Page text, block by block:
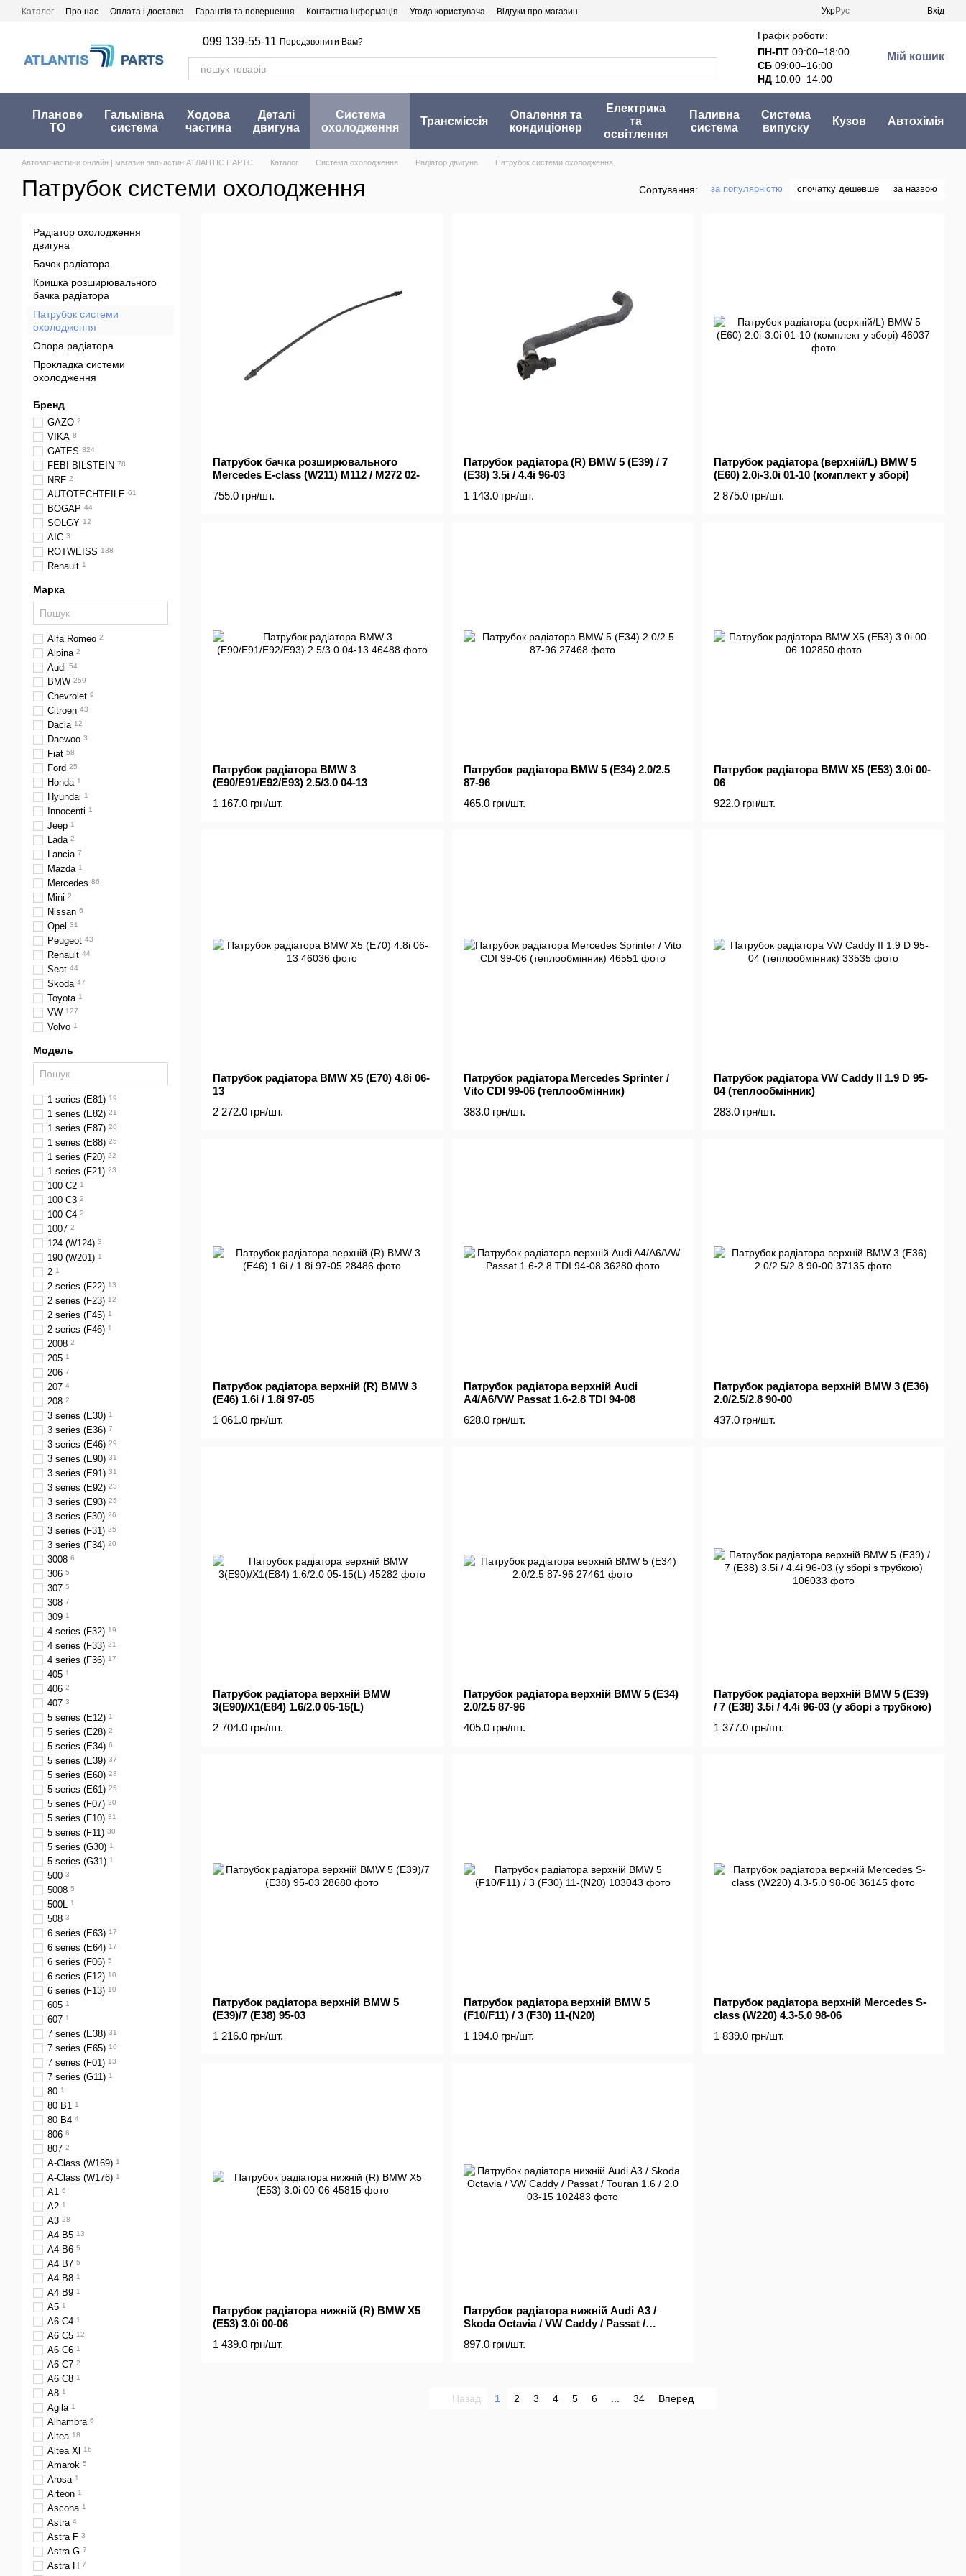
Перейти до основного контенту
Каталог Про нас Оплата і доставка Гарантія та повернення Контактна інформація Угода користувача Відгуки про магазин УкрРус Вхід
099 139-55-11 Передзвонити Вам?
Графік роботи:
ПН-ПТ 09:00–18:00
СБ 09:00–16:00
НД 10:00–14:00
Мій кошик
Планове
ТО
Гальмівна
система
Ходова
частина
Деталі
двигуна
Система
охолодження
Трансміссія
Опалення та
кондиціонер
Електрика
та
освітлення
Паливна
система
Система
випуску
Кузов Автохімія
Автозапчастини онлайн | магазин запчастин АТЛАНТІС ПАРТС Каталог Система охолодження Радіатор двигуна Патрубок системи охолодження
Патрубок системи охолодження Сортування: за популярністю спочатку дешевше за назвою
Патрубок бачка розширювального
Mercedes E-class (W211) M112 / M272 02-
755.0 грн/шт.
Патрубок радіатора (R) BMW 5 (E39) / 7
(E38) 3.5i / 4.4i 96-03
1 143.0 грн/шт.
Патрубок радіатора (верхній/L) BMW 5
(E60) 2.0i-3.0i 01-10 (комплект у зборі)
2 875.0 грн/шт.
Патрубок радіатора BMW 3
(E90/E91/E92/E93) 2.5/3.0 04-13
1 167.0 грн/шт.
Патрубок радіатора BMW 5 (E34) 2.0/2.5
87-96
465.0 грн/шт.
Патрубок радіатора BMW X5 (E53) 3.0i 00-
06
922.0 грн/шт.
Патрубок радіатора BMW X5 (E70) 4.8i 06-
13
2 272.0 грн/шт.
Патрубок радіатора Mercedes Sprinter /
Vito CDI 99-06 (теплообмінник)
383.0 грн/шт.
Патрубок радіатора VW Caddy II 1.9 D 95-
04 (теплообмінник)
283.0 грн/шт.
Патрубок радіатора верхній (R) BMW 3
(E46) 1.6i / 1.8i 97-05
1 061.0 грн/шт.
Патрубок радіатора верхній Audi
A4/A6/VW Passat 1.6-2.8 TDI 94-08
628.0 грн/шт.
Патрубок радіатора верхній BMW 3 (E36)
2.0/2.5/2.8 90-00
437.0 грн/шт.
Патрубок радіатора верхній BMW
3(E90)/X1(E84) 1.6/2.0 05-15(L)
2 704.0 грн/шт.
Патрубок радіатора верхній BMW 5 (E34)
2.0/2.5 87-96
405.0 грн/шт.
Патрубок радіатора верхній BMW 5 (E39)
/ 7 (E38) 3.5i / 4.4i 96-03 (у зборі з трубкою)
1 377.0 грн/шт.
Патрубок радіатора верхній BMW 5
(E39)/7 (E38) 95-03
1 216.0 грн/шт.
Патрубок радіатора верхній BMW 5
(F10/F11) / 3 (F30) 11-(N20)
1 194.0 грн/шт.
Патрубок радіатора верхній Mercedes S-
class (W220) 4.3-5.0 98-06
1 839.0 грн/шт.
Патрубок радіатора нижній (R) BMW X5
(E53) 3.0i 00-06
1 439.0 грн/шт.
Патрубок радіатора нижній Audi A3 /
Skoda Octavia / VW Caddy / Passat /
897.0 грн/шт.
Назад 1 2 3 4 5 6 34 Вперед
Радіатор охолодження
двигуна
Бачок радіатора
Кришка розширювального
бачка радіатора
Патрубок системи
охолодження
Опора радіатора
Прокладка системи
охолодження
Бренд
GAZO 2
VIKA 8
GATES 324
FEBI BILSTEIN 78
NRF 2
AUTOTECHTEILE 61
BOGAP 44
SOLGY 12
AIC 3
ROTWEISS 138
Renault 1
Марка
Alfa Romeo 2
Alpina 2
Audi 54
BMW 259
Chevrolet 9
Citroen 43
Dacia 12
Daewoo 3
Fiat 58
Ford 25
Honda 1
Hyundai 1
Innocenti 1
Jeep 1
Lada 2
Lancia 7
Mazda 1
Mercedes 86
Mini 2
Nissan 6
Opel 31
Peugeot 43
Renault 44
Seat 44
Skoda 47
Toyota 1
VW 127
Volvo 1
Модель
1 series (E81) 19
1 series (E82) 21
1 series (E87) 20
1 series (E88) 25
1 series (F20) 22
1 series (F21) 23
100 C2 1
100 C3 2
100 C4 2
1007 2
124 (W124) 3
190 (W201) 1
2 1
2 series (F22) 13
2 series (F23) 12
2 series (F45) 1
2 series (F46) 1
2008 2
205 1
206 7
207 4
208 2
3 series (E30) 1
3 series (E36) 7
3 series (E46) 29
3 series (E90) 31
3 series (E91) 31
3 series (E92) 23
3 series (E93) 25
3 series (F30) 26
3 series (F31) 25
3 series (F34) 20
3008 6
306 5
307 5
308 7
309 1
4 series (F32) 19
4 series (F33) 21
4 series (F36) 17
405 1
406 2
407 3
5 series (E12) 1
5 series (E28) 2
5 series (E34) 6
5 series (E39) 37
5 series (E60) 28
5 series (E61) 25
5 series (F07) 20
5 series (F10) 31
5 series (F11) 30
5 series (G30) 1
5 series (G31) 1
500 3
5008 5
500L 1
508 3
6 series (E63) 17
6 series (E64) 17
6 series (F06) 5
6 series (F12) 10
6 series (F13) 10
605 1
607 1
7 series (E38) 31
7 series (E65) 16
7 series (F01) 13
7 series (G11) 1
80 1
80 B1 1
80 B4 4
806 6
807 2
A-Class (W169) 1
A-Class (W176) 1
A1 6
A2 1
A3 28
A4 B5 13
A4 B6 5
A4 B7 5
A4 B8 1
A4 B9 1
A5 1
A6 C4 1
A6 C5 12
A6 C6 1
A6 C7 2
A6 C8 1
A8 1
Agila 1
Alhambra 6
Altea 18
Altea Xl 16
Amarok 5
Arosa 1
Arteon 1
Ascona 1
Astra 4
Astra F 3
Astra G 7
Astra H 7